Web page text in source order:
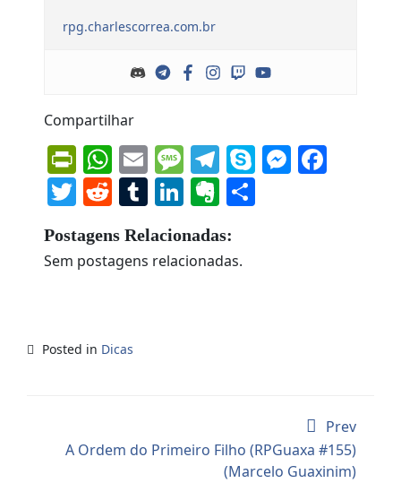
rpg.charlescorrea.com.br
Compartilhar
PrintFriendly
WhatsApp
EmailMessage
Telegram
Skype
Twitter
Reddit
Tumblr
LinkedIn
Evernote
Postagens Relacionadas:
Sem postagens relacionadas.
Posted in Dicas
Prev
A Ordem do Primeiro Filho (RPGuaxa #155)
(Marcelo Guaxinim)